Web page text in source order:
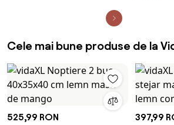
Cele mai bune produse de la
525,99 RON 397,99